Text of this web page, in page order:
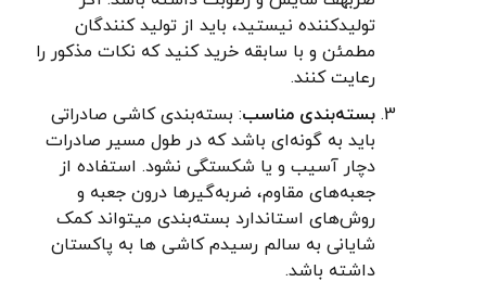
تولیدکننده نیستید، باید از تولید کنندگان
مطمئن و با سابقه خرید کنید که نکات مذکور را
رعایت کنند.
بسته‌بندی مناسب: بسته‌بندی کاشی صادراتی
باید به گونه‌ای باشد که در طول مسیر صادرات
دچار آسیب و یا شکستگی نشود. استفاده از
جعبه‌های مقاوم، ضربه‌گیرها درون جعبه و
روش‌های استاندارد بسته‌بندی میتواند کمک
شایانی به سالم رسیدم کاشی ها به پاکستان
داشته باشد.